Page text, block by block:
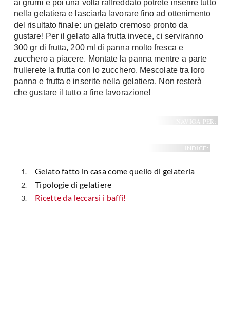
Idromassaggio
Accessori Bagno
Rubinetteria
Vasche da Bagno
Giardino
Arredo giardino
Carta da parati
Pavimenti esterni
Fai da Te
Fai da te in giardino
Il fai da te in bagno
ai grumi e poi una volta raffreddato potrete inserire tutto
nella gelatiera e lasciarla lavorare fino ad ottenimento
del risultato finale: un gelato cremoso pronto da
gustare! Per il gelato alla frutta invece, ci serviranno
300 gr di frutta, 200 ml di panna molto fresca e
zucchero a piacere. Montate la panna mentre a parte
frullerete la frutta con lo zucchero. Mescolate tra loro
panna e frutta e inserite nella gelatiera. Non resterà
che gustare il tutto a fine lavorazione!
NAVIGA PER:
INDICE:
Gelato fatto in casa come quello di gelateria
Tipologie di gelatiere
Ricette da leccarsi i baffi!